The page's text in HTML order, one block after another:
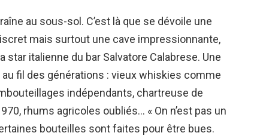
au sous-sol. C’est là que se dévoile une
mais surtout une cave impressionnante,
italienne du bar Salvatore Calabrese. Une
fil des générations : vieux whiskies comme
indépendants, chartreuse de
rhums agricoles oubliés… « On n’est pas un
bouteilles sont faites pour être bues.